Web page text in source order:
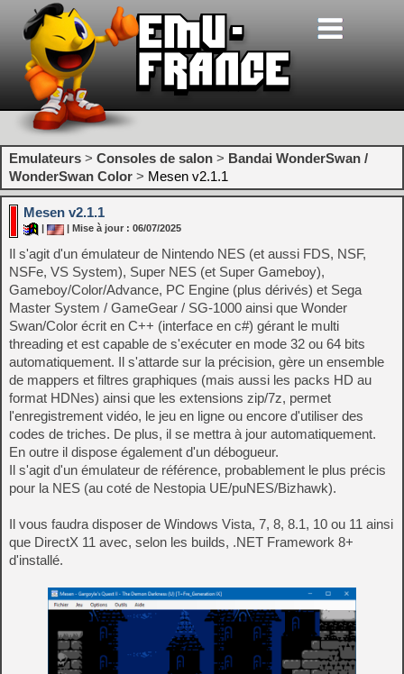
Emulateurs > Consoles de salon > Bandai WonderSwan /
WonderSwan Color > Mesen v2.1.1
Mesen v2.1.1
| Mise à jour : 06/07/2025
Il s'agit d'un émulateur de Nintendo NES (et aussi FDS, NSF,
NSFe, VS System), Super NES (et Super Gameboy),
Gameboy/Color/Advance, PC Engine (plus dérivés) et Sega
Master System / GameGear / SG-1000 ainsi que Wonder
Swan/Color écrit en C++ (interface en c#) gérant le multi
threading et est capable de s'exécuter en mode 32 ou 64 bits
automatiquement. Il s'attarde sur la précision, gère un ensemble
de mappers et filtres graphiques (mais aussi les packs HD au
format HDNes) ainsi que les extensions zip/7z, permet
l'enregistrement vidéo, le jeu en ligne ou encore d'utiliser des
codes de triches. De plus, il se mettra à jour automatiquement.
En outre il dispose également d'un débogueur.
Il s'agit d'un émulateur de référence, probablement le plus précis
pour la NES (au coté de Nestopia UE/puNES/Bizhawk).
Il vous faudra disposer de Windows Vista, 7, 8, 8.1, 10 ou 11 ainsi
que DirectX 11 avec, selon les builds, .NET Framework 8+
d'installé.